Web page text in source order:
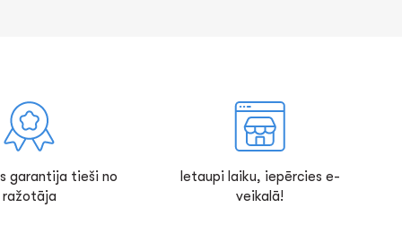
garantija tieši no
ražotāja
Ietaupi laiku, iepērcies e-
veikalā!